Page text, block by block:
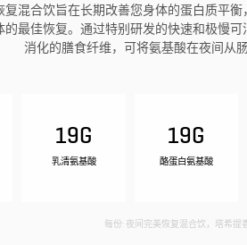
复混合饮旨在长期改善您身体的蛋白质平
的最佳恢复。通过特别研发的快速和极慢
消化的膳食纤维，可将氨基酸在夜间从
19G
乳清氨基酸
19G
酪蛋白氨基酸
每份: 夜间完美恢复混合饮，塔希提